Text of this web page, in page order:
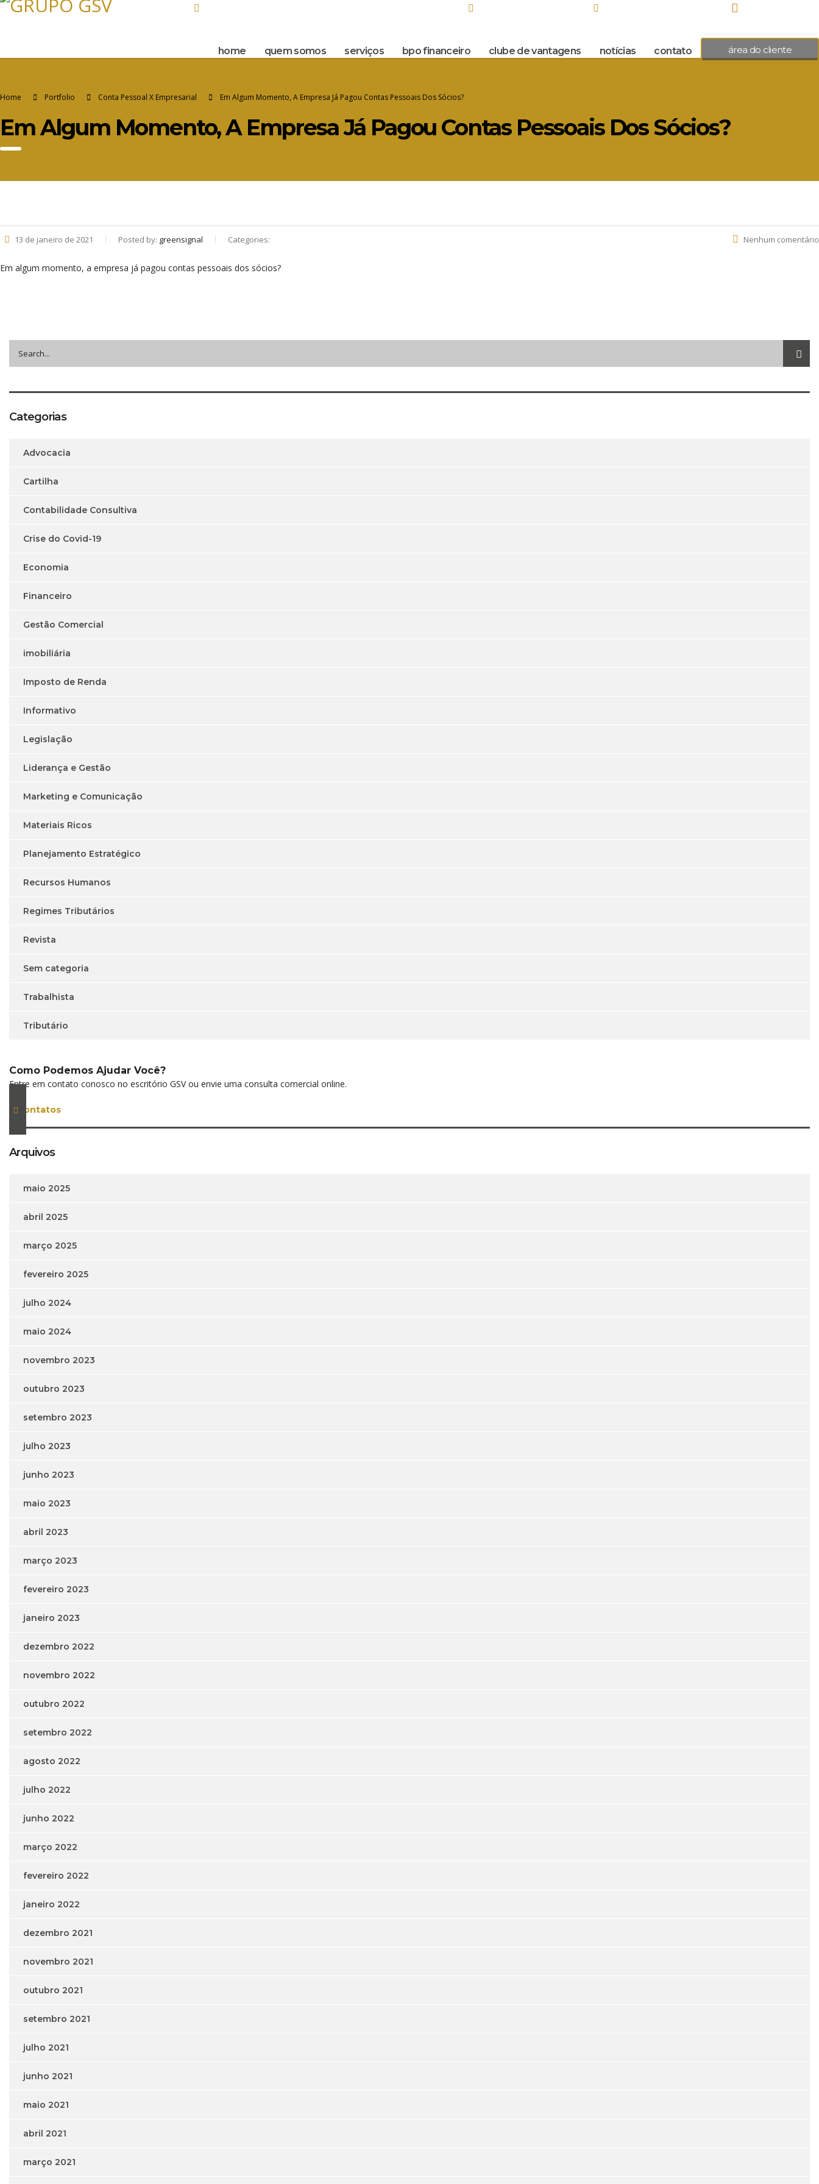
home quem somos serviços bpo financeiro clube de vantagens notícias contato área do cliente
Home Portfolio Conta Pessoal X Empresarial Em Algum Momento, A Empresa Já Pagou Contas Pessoais Dos Sócios?
Em Algum Momento, A Empresa Já Pagou Contas Pessoais Dos Sócios?
13 de janeiro de 2021 Posted by: greensignal Categories: Nenhum comentário
Em algum momento, a empresa já pagou contas pessoais dos sócios?
Categorias
Advocacia
Cartilha
Contabilidade Consultiva
Crise do Covid-19
Economia
Financeiro
Gestão Comercial
imobiliária
Imposto de Renda
Informativo
Legislação
Liderança e Gestão
Marketing e Comunicação
Materiais Ricos
Planejamento Estratégico
Recursos Humanos
Regimes Tributários
Revista
Sem categoria
Trabalhista
Tributário
Como Podemos Ajudar Você?
Entre em contato conosco no escritório GSV ou envie uma consulta comercial online.
contatos
Arquivos
maio 2025
abril 2025
março 2025
fevereiro 2025
julho 2024
maio 2024
novembro 2023
outubro 2023
setembro 2023
julho 2023
junho 2023
maio 2023
abril 2023
março 2023
fevereiro 2023
janeiro 2023
dezembro 2022
novembro 2022
outubro 2022
setembro 2022
agosto 2022
julho 2022
junho 2022
março 2022
fevereiro 2022
janeiro 2022
dezembro 2021
novembro 2021
outubro 2021
setembro 2021
julho 2021
junho 2021
maio 2021
abril 2021
março 2021